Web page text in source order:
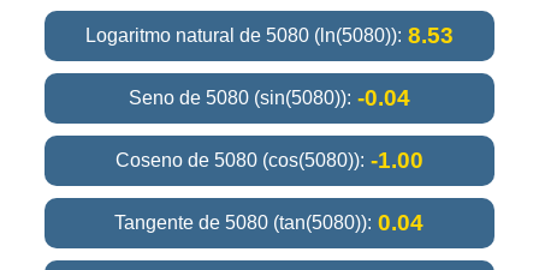
Logaritmo natural de 5080 (ln(5080)): 8.53
Seno de 5080 (sin(5080)): -0.04
Coseno de 5080 (cos(5080)): -1.00
Tangente de 5080 (tan(5080)): 0.04